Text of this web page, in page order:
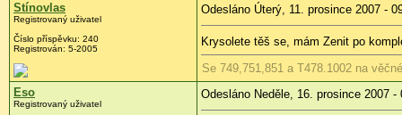
Stínovlas
Registrovaný uživatel
Číslo příspěvku: 240
Registrován: 5-2005
Odesláno Úterý, 11. prosince 2007 -
Krysolete těš se, mám Zenit po
Se 749,751,851 a T478.1002 na
Eso
Registrovaný uživatel
Odesláno Neděle, 16. prosince 2007 -